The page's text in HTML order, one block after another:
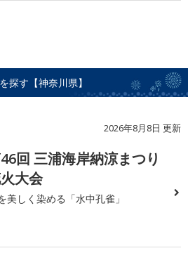
探す【神奈川県】
2026年8月8日 更新
回 三浦海岸納涼まつり
大会
美しく染める「水中孔雀」